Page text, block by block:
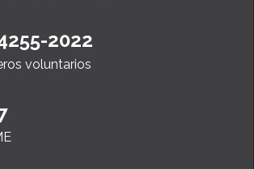
2022
voluntarios